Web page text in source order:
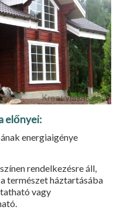
előnyei:
energiaigénye
rendelke­zésre áll,
termé­szet háztartásába
vagy